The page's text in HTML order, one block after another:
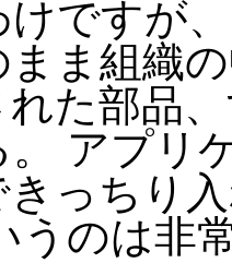
ですが
ま組織
た部品
。 アプリ
きっちり
うのは非